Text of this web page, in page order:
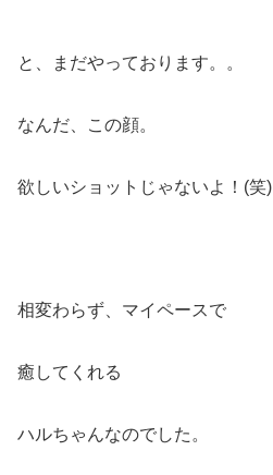
と、まだやっております。。
なんだ、この顔。
欲しいショットじゃないよ！(笑)
相変わらず、マイペースで
癒してくれる
ハルちゃんなのでした。